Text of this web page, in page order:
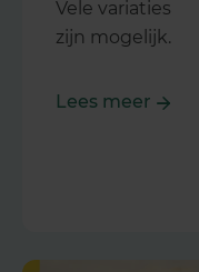
Vele variaties
zijn mogelijk.
Lees meer